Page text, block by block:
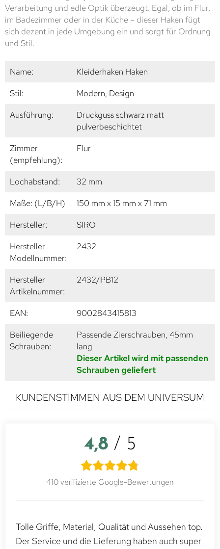
Verarbeitung und edle Optik überzeugt. Egal, ob im Flur,
im Badezimmer oder in der Küche – dieser Haken fügt
sich dezent in jede Umgebung ein und sorgt für Ordnung
und Stil.
Name:
Kleiderhaken Haken
Stil:
Modern, Design
Ausführung:
Druckguss schwarz matt
pulverbeschichtet
Zimmer
(empfehlung):
Flur
Lochabstand:
32 mm
Maße: (L/B/H)
150 mm x 15 mm x 71 mm
Hersteller:
SIRO
Hersteller
Modellnummer:
2432
Hersteller
Artikelnummer:
2432/PB12
EAN:
9002843415813
Beiliegende
Schrauben:
Passende Zierschrauben, 45mm
lang
Dieser Artikel wird mit passenden
Schrauben geliefert
KUNDENSTIMMEN AUS DEM UNIVERSUM
4,8 / 5
410 verifizierte Google-Bewertungen
Tolle Griffe, Material, Qualität und Aussehen top.
Der Service und die Lieferung haben auch super